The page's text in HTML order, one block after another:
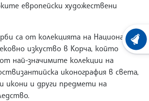
европейски художествени
са от колекцията на Националния
изкуство в Корча, който
най-значимите колекции на
иконография в света,
икони и други предмети на